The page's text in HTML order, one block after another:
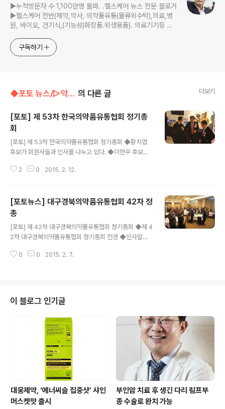
▶누적방문자 수 1,100만명 돌파. .헬스케어 뉴스 전문 블로거
▶헬스케어 전반(제약,약사, 의약품유통(물류위수탁),의료,병
원, 바이오, 건기식,(기능성)화장품.위생용품). 의료기기등 ☞
jp11222@naver.com
구독하기
◆포토 뉴스/▷약계포토뉴스 의 다른 글 더보기
[포토] 제 53차 한국의약품유통협회 정기총
회
[포토] 제 53차 한국의약품유통협회 정기총회 ◆황치엽
후보가 회원사들과 인사를 나누고 있다. ◆이한우 후보가
참석한 외빈들 ◆총회장에 내외빈들이 입장하고 있다. ◆
사를 하고 있다. ◆류지영 의원이 축사를 하고 있다. ◆이
성원 건강보험심사평가원 상임개발이사가 축사를 대독하
고 있다. ◆조찬휘 대한약사회장이 축사를 하고 있다. ◆이
경호 제약협회 회장이 축사를 하고 있다. ◆ 이날 행사는
전기태 사무처장의 사회로 진행됐다. ◆복지부장관 표창:
좌로부터 권기진 명진팜 대표, 나채량 한주메디칼 대표, 백
2 0 2015. 2. 12.
[포토뉴스] 대구경북의약품유통협회 42차 정
총
[포토] 제 42차 대구경북의약품유통협회 정기총회 ◆제 4
2차 대구경북의약품유통협회 정기총회 전경 ◆인사말을
하고 있는 현수환 중앙회 자문위원(동원약품그룹 회장) ◆
◆대구경북의약품유통협회장 감사패 최관호 화원제약과
장(죄),이영수 동화약품 차장 ◆대구경북의약품유통협회
장 감사패 전임 정석방 지회장 ◆대구경북의약품유통협회
모범업소패 이상목 네오팜메디텍 대표, 최광용 국일약품
0 0 2015. 2. 7.
이 블로그 인기글
대웅제약, ‘에너씨슬 집중샷’ 샤인
머스켓맛 출시
부인암 치료 후 생긴 다리 림프부
종 수술로 완치 가능